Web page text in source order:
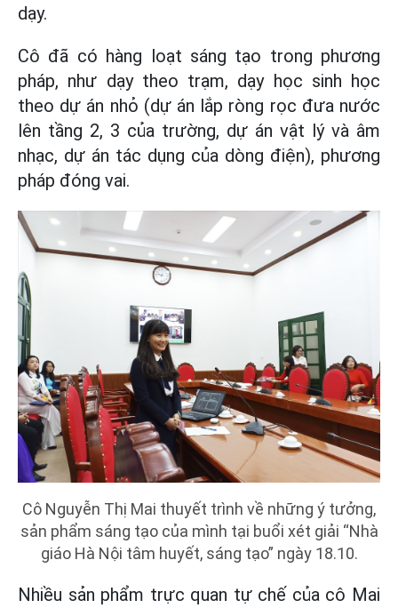
dạy.
Cô đã có hàng loạt sáng tạo trong phương
pháp, như dạy theo trạm, dạy học sinh học
theo dự án nhỏ (dự án lắp ròng rọc đưa nước
lên tầng 2, 3 của trường, dự án vật lý và âm
nhạc, dự án tác dụng của dòng điện), phương
pháp đóng vai.
Cô Nguyễn Thị Mai thuyết trình về những ý tưởng,
sản phẩm sáng tạo của mình tại buổi xét giải “Nhà
giáo Hà Nội tâm huyết, sáng tạo” ngày 18.10.
Nhiều sản phẩm trực quan tự chế của cô Mai